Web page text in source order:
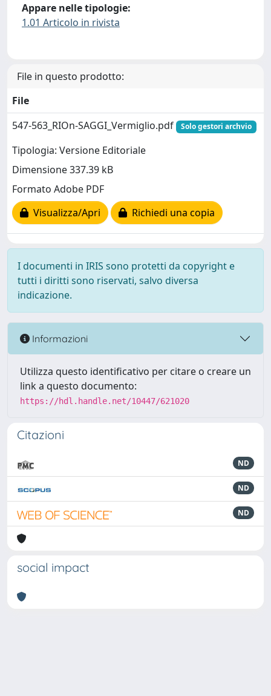
Appare nelle tipologie:
1.01 Articolo in rivista
File in questo prodotto:
File
547-563_RIOn-SAGGI_Vermiglio.pdf
Solo gestori archvio
Tipologia: Versione Editoriale
Dimensione 337.39 kB
Formato Adobe PDF
Visualizza/Apri
Richiedi una copia
I documenti in IRIS sono protetti da copyright e
tutti i diritti sono riservati, salvo diversa
indicazione.
Informazioni
Utilizza questo identificativo per citare o creare un
link a questo documento:
https://hdl.handle.net/10447/621020
Citazioni
ND
ND
ND
social impact